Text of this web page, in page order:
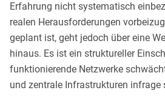
Erfahrung nicht systematisch
realen Herausforderungen
geplant ist, geht jedoch über eine
hinaus. Es ist ein struktureller
funktionierende Netzwerke
und zentrale Infrastrukturen infrage